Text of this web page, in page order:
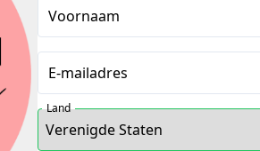
Voornaam
E-mailadres
Land